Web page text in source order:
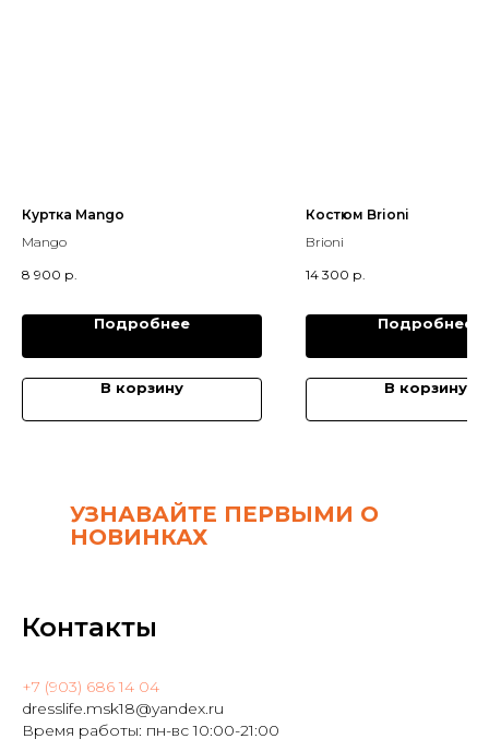
Куртка Mango
Mango
8 900 р.
Подробнее
В корзину
Костюм Brioni
Brioni
14 300 р.
Подробнее
В корзину
УЗНАВАЙТЕ ПЕРВЫМИ О
НОВИНКАХ
Контакты
+7 (903) 686 14 04
dresslife.msk18@yandex.ru
Время работы: пн-вс 10:00-21:00